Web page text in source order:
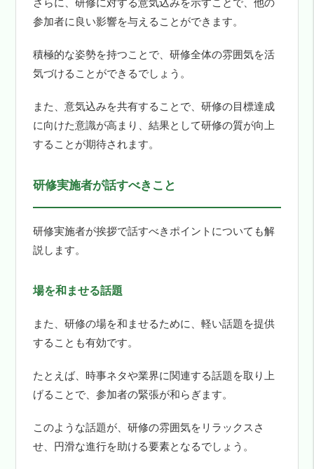
さらに、研修に対する意気込みを示すことで、他の
参加者に良い影響を与えることができます。
積極的な姿勢を持つことで、研修全体の雰囲気を活
気づけることができるでしょう。
また、意気込みを共有することで、研修の目標達成
に向けた意識が高まり、結果として研修の質が向上
することが期待されます。
研修実施者が話すべきこと
研修実施者が挨拶で話すべきポイントについても解
説します。
場を和ませる話題
また、研修の場を和ませるために、軽い話題を提供
することも有効です。
たとえば、時事ネタや業界に関連する話題を取り上
げることで、参加者の緊張が和らぎます。
このような話題が、研修の雰囲気をリラックスさ
せ、円滑な進行を助ける要素となるでしょう。